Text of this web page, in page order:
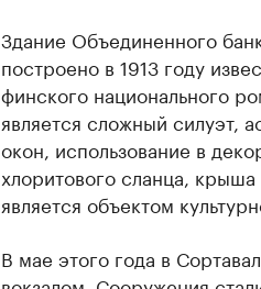
Здание Объединенного
построено в 1913 году
финского национального
является сложный силуэт,
окон, использование в
хлоритового сланца,
является объектом
В мае этого года в